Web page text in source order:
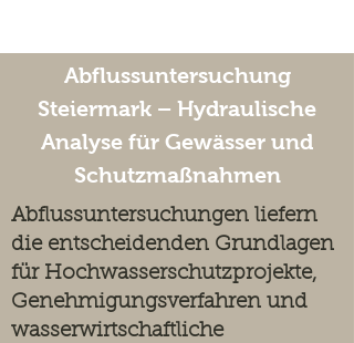
Abflussuntersuchung
Steiermark – Hydraulische
Analyse für Gewässer und
Schutzmaßnahmen
Abflussuntersuchungen liefern
die entscheidenden Grundlagen
für Hochwasserschutzprojekte,
Genehmigungsverfahren und
wasserwirtschaftliche